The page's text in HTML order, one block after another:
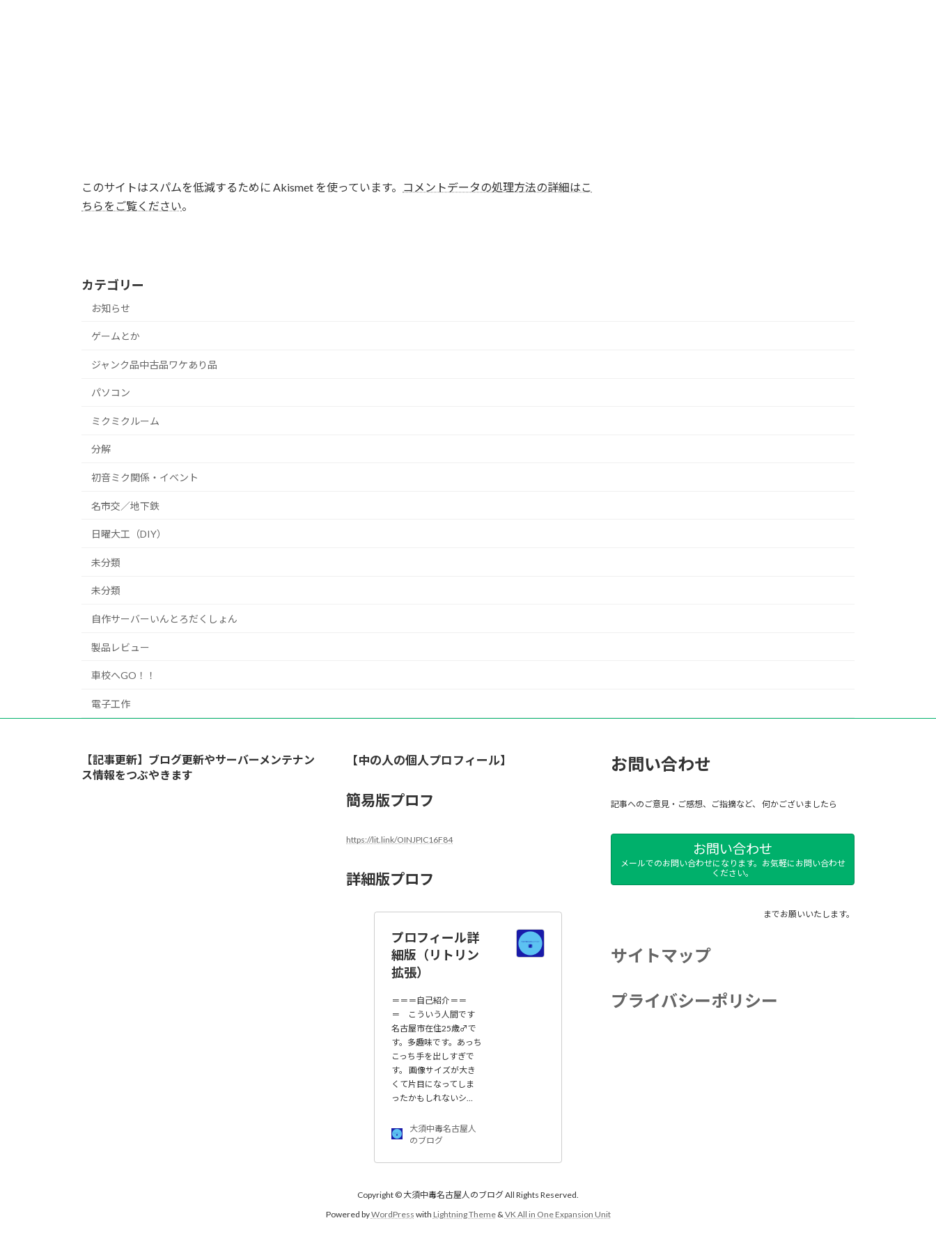
このサイトはスパムを低減するために Akismet を使っています。
コメントデータの処理方法の詳細はこ
ちらをご覧ください。
カテゴリー
お知らせ
ゲームとか
ジャンク品中古品ワケあり品
パソコン
ミクミクルーム
分解
初音ミク関係・イベント
名市交／地下鉄
日曜大工（DIY）
未分類
未分類
自作サーバーいんとろだくしょん
製品レビュー
車校へGO！！
電子工作
【記事更新】ブログ更新やサーバーメンテナン
ス情報をつぶやきます
【中の人の個人プロフィール】
簡易版プロフ
https://lit.link/OINJPIC16F84
詳細版プロフ
プロフィール詳
細版（リトリン
拡張）
＝＝＝自己紹介＝＝
＝ こういう人間です
名古屋市在住25歳♂で
す。多趣味です。あっち
こっち手を出しすぎで
す。 画像サイズが大き
くて片目になってしま
ったかもしれないシ…
大須中毒名古屋人
のブログ
お問い合わせ
記事へのご意見・ご感想、ご指摘など、 何かございましたら
お問い合わせ
メールでのお問い合わせになります。お気軽にお問い合わせ
ください。
までお願いいたします。
サイトマップ
プライバシーポリシー
Copyright © 大須中毒名古屋人のブログ All Rights Reserved.
Powered byWordPress with Lightning Theme& VK All in One Expansion Unit